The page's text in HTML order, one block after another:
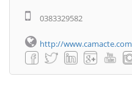
0383329582
http://www.camacte.com